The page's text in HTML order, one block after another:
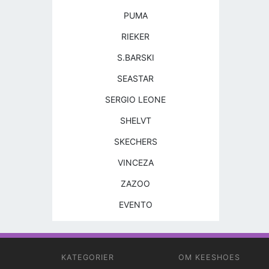
PUMA
RIEKER
S.BARSKI
SEASTAR
SERGIO LEONE
SHELVT
SKECHERS
VINCEZA
ZAZOO
EVENTO
KATEGORIER OM KEESHOES